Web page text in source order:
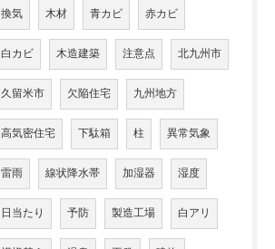
換気 木材 青カビ 赤カビ
白カビ 木造建築 注意点 北九州市
久留米市 欠陥住宅 九州地方
高気密住宅 下駄箱 柱 異常気象
雷雨 線状降水帯 加湿器 湿度
日当たり 予防 製造工場 白アリ